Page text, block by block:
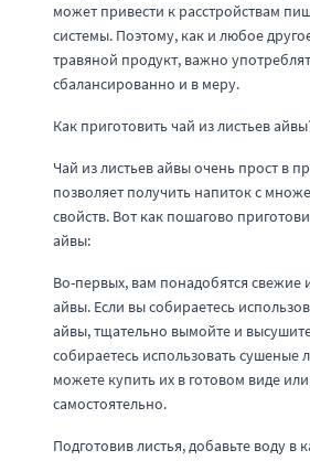
может привести к расстройствам
системы. Поэтому, как и любое
травяной продукт, важно
сбалансированно и в меру.
Как приготовить чай из листьев
Чай из листьев айвы очень прост в
позволяет получить напиток с
свойств. Вот как пошагово
айвы:
Во-первых, вам понадобятся свежие
айвы. Если вы собираетесь
айвы, тщательно вымойте и
собираетесь использовать сушеные
можете купить их в готовом виде
самостоятельно.
Подготовив листья, добавьте воду в